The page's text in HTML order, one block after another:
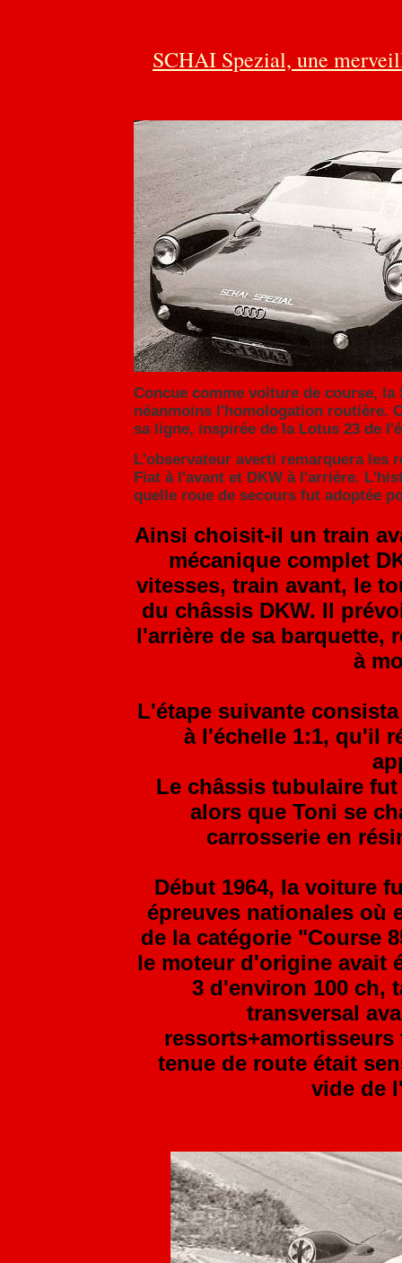
SCHAI Spezial, une
Concue comme voiture de course,
néanmoins l'homologation routière.
sa ligne, inspirée de la Lotus 23 de
L'observateur averti remarquera les
Fiat à l'avant et DKW à l'arrière.
quelle roue de secours fut adoptée
Ainsi choisit-il un train
mécanique complet
vitesses, train avant, le
du châssis DKW. Il
l'arrière de sa barquette,
à
L'étape suivante
à l'échelle 1:1, qu'il
Le châssis tubulaire
alors que Toni se
carrosserie en
Début 1964, la voiture
épreuves nationales où
de la catégorie "Course
le moteur d'origine avait
3 d'environ 100 ch,
transversal
tenue de route était
vide de